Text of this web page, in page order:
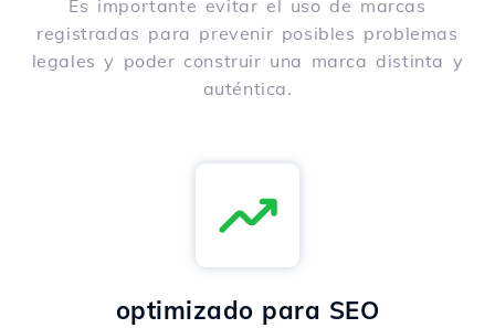
Es importante evitar el uso de marcas
registradas para prevenir posibles problemas
legales y poder construir una marca distinta y
auténtica.
optimizado para SEO